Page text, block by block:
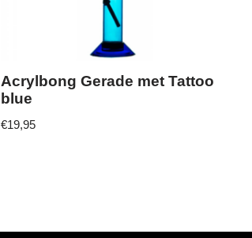
Acrylbong Gerade met Tattoo
blue
€19,95